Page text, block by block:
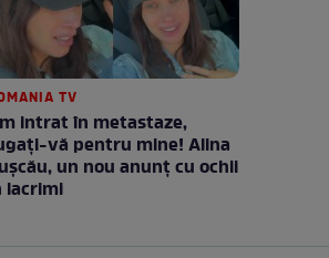
TV
intrat în metastaze,
vă pentru mine! Alina
un nou anunţ cu ochii
lacrimi